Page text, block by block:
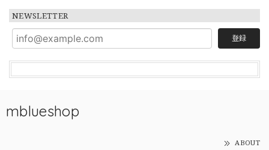
NEWSLETTER
登録
mblueshop
ABOUT